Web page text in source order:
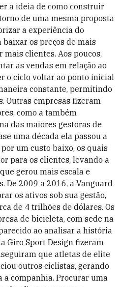
a ideia de como construir
de uma mesma proposta
a experiência do
baixar os preços de mais
mais clientes. Aos poucos,
as vendas em relação ao
o ciclo voltar ao ponto inicial
constante, permitindo
Outras empresas fizeram
como a também
das maiores gestoras de
uma década ela passou a
um custo baixo, os quais
para os clientes, levando a
gerou mais escala e
De 2009 a 2016, a Vanguard
os ativos sob sua gestão,
de 4 trilhões de dólares. Os
de bicicleta, com sede na
ao analisar a história
Giro Sport Design fizeram
que atletas de elite
outros ciclistas, gerando
companhia. Procurar uma